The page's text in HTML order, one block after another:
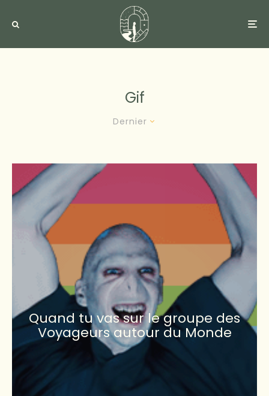
Gif
Dernier
Quand tu vas sur le groupe des
Voyageurs autour du Monde